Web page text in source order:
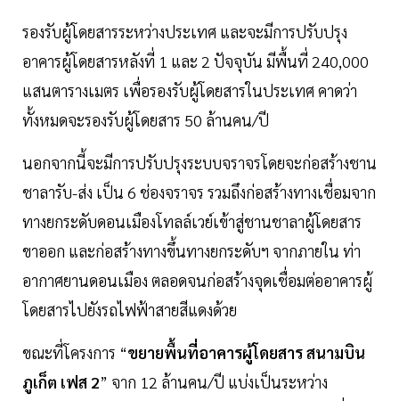
รองรับผู้โดยสารระหว่างประเทศ และจะมีการปรับปรุง
อาคารผู้โดยสารหลังที่ 1 และ 2 ปัจจุบัน มีพื้นที่ 240,000
แสนตารางเมตร เพื่อรองรับผู้โดยสารในประเทศ คาดว่า
ทั้งหมดจะรองรับผู้โดยสาร 50 ล้านคน/ปี
นอกจากนี้จะมีการปรับปรุงระบบจราจรโดยจะก่อสร้างชาน
ชาลารับ-ส่ง เป็น 6 ช่องจราจร รวมถึงก่อสร้างทางเชื่อมจาก
ทางยกระดับดอนเมืองโทลล์เวย์เข้าสู่ชานชาลาผู้โดยสาร
ขาออก และก่อสร้างทางขึ้นทางยกระดับฯ จากภายใน ท่า
อากาศยานดอนเมือง ตลอดจนก่อสร้างจุดเชื่อมต่ออาคารผู้
โดยสารไปยังรถไฟฟ้าสายสีแดงด้วย
ขณะที่โครงการ “ขยายพื้นที่อาคารผู้โดยสาร สนามบิน
ภูเก็ต เฟส 2” จาก 12 ล้านคน/ปี แบ่งเป็นระหว่าง